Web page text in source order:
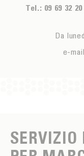
Tel.: 09 69 32
Da
e-
SERVIZIO